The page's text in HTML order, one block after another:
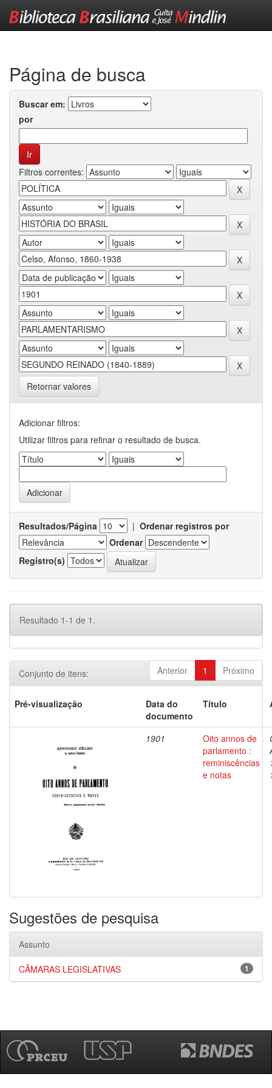
Página de busca
Buscar em:
por
Filtros correntes:
Retornar valores
Adicionar filtros:
Utilizar filtros para refinar o resultado de busca.
Resultados/Página | Ordenar registros por
Ordenar
Registro(s)
Resultado 1-1 de 1.
Anterior 1 Próximo
Conjunto de itens:
Pré-visualização
Data do
documento
Título
1901
Oito annos de
parlamento :
reminiscências
e notas
Sugestões de pesquisa
Assunto
1
CÂMARAS LEGISLATIVAS